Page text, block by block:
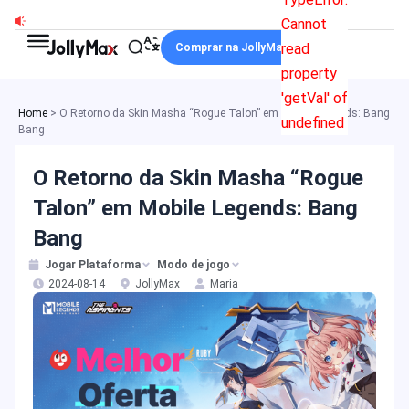
para
Cannot
read
property
'getVal' of
undefined
Comprar na JollyMax
Home > O Retorno da Skin Masha “Rogue Talon” em Mobile Legends: Bang
Bang
O Retorno da Skin Masha “Rogue
Talon” em Mobile Legends: Bang
Bang
Jogar Plataforma
Modo de jogo
2024-08-14
JollyMax Maria